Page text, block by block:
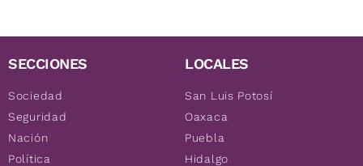
SECCIONES
Sociedad
Seguridad
Nación
Política
LOCALES
San Luis Potosí
Oaxaca
Puebla
Hidalgo